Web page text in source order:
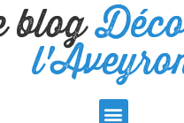
blog